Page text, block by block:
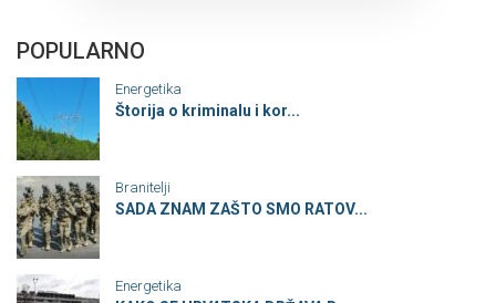
POPULARNO
Energetika
Štorija o kriminalu i kor...
Branitelji
SADA ZNAM ZAŠTO SMO RATOV...
Energetika